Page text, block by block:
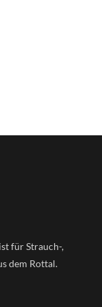
für Strauch-,
dem Rottal.